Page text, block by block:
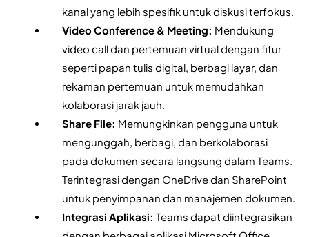
kanal yang lebih spesifik untuk diskusi terfokus.
Video Conference & Meeting: Mendukung
video call dan pertemuan virtual dengan fitur
seperti papan tulis digital, berbagi layar, dan
rekaman pertemuan untuk memudahkan
kolaborasi jarak jauh.
Share File: Memungkinkan pengguna untuk
mengunggah, berbagi, dan berkolaborasi
pada dokumen secara langsung dalam Teams.
Terintegrasi dengan OneDrive dan SharePoint
untuk penyimpanan dan manajemen dokumen.
Integrasi Aplikasi: Teams dapat diintegrasikan